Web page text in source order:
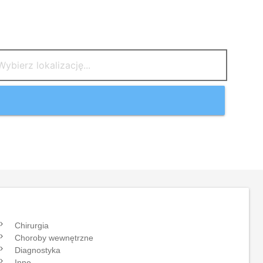
navigate_next Chirurgia
navigate_next Choroby wewnętrzne
navigate_next Diagnostyka
navigate_next